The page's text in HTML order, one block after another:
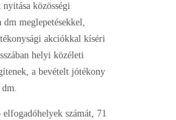
közösségi
dm meglepetésekkel,
akciókkal kíséri
helyi közéleti
a bevételt jótékony
számát, 71